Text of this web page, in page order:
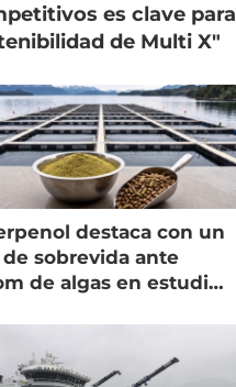
es clave
de Multi X"
destaca con un
de sobrevida ante
de algas en estudio